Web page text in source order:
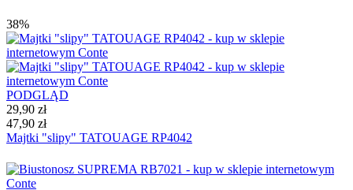
38%
PODGLĄD
29,90 zł
47,90 zł
Majtki "slipy" TATOUAGE RP4042